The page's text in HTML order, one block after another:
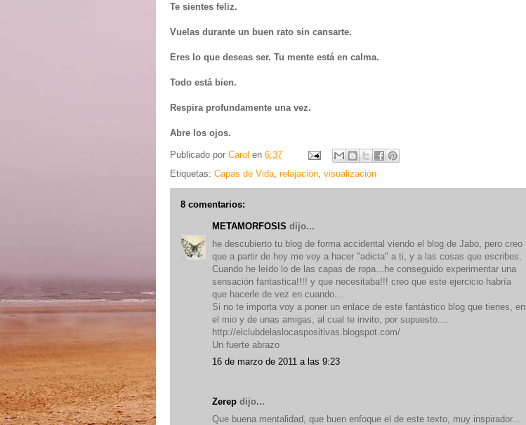
Te sientes feliz.
Vuelas durante un buen rato sin cansarte.
Eres lo que deseas ser. Tu mente está en calma.
Todo está bien.
Respira profundamente una vez.
Abre los ojos.
Publicado por Carol en 6:37
Etiquetas: Capas de Vida, relajación, visualización
8 comentarios:
METAMORFOSIS dijo...
he descubierto tu blog de forma accidental viendo el blog de Jabo, pero creo
que a partir de hoy me voy a hacer "adicta" a ti, y a las cosas que escribes.
Cuando he leído lo de las capas de ropa...he conseguido experimentar una
sensación fantastica!!!! y que necesitaba!!! creo que este ejercicio habría
que hacerle de vez en cuando....
Si no te importa voy a poner un enlace de este fantástico blog que tienes, en
el mio y de unas amigas, al cual te invito, por supuesto....
http://elclubdelaslocaspositivas.blogspot.com/
Un fuerte abrazo
16 de marzo de 2011 a las 9:23
Zerep dijo...
Que buena mentalidad, que buen enfoque el de este texto, muy inspirador...